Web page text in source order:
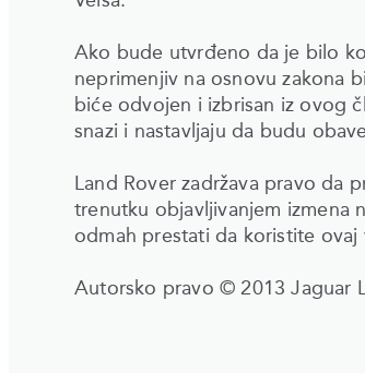
Ako bude utvrđeno da je bilo
neprimenjiv na osnovu zakona
biće odvojen i izbrisan iz ovog
snazi i nastavljaju da budu
Land Rover zadržava pravo da
trenutku objavljivanjem izmena
odmah prestati da koristite ovaj
Autorsko pravo © 2013 Jaguar